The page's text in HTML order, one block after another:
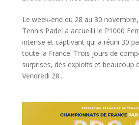
Le week-end du 28 au 30
Tennis Padel a accueilli le P1000
intense et captivant qui a réuni 30
toute la France. Trois jours de
surprises, des exploits et beaucoup
Vendredi 28...